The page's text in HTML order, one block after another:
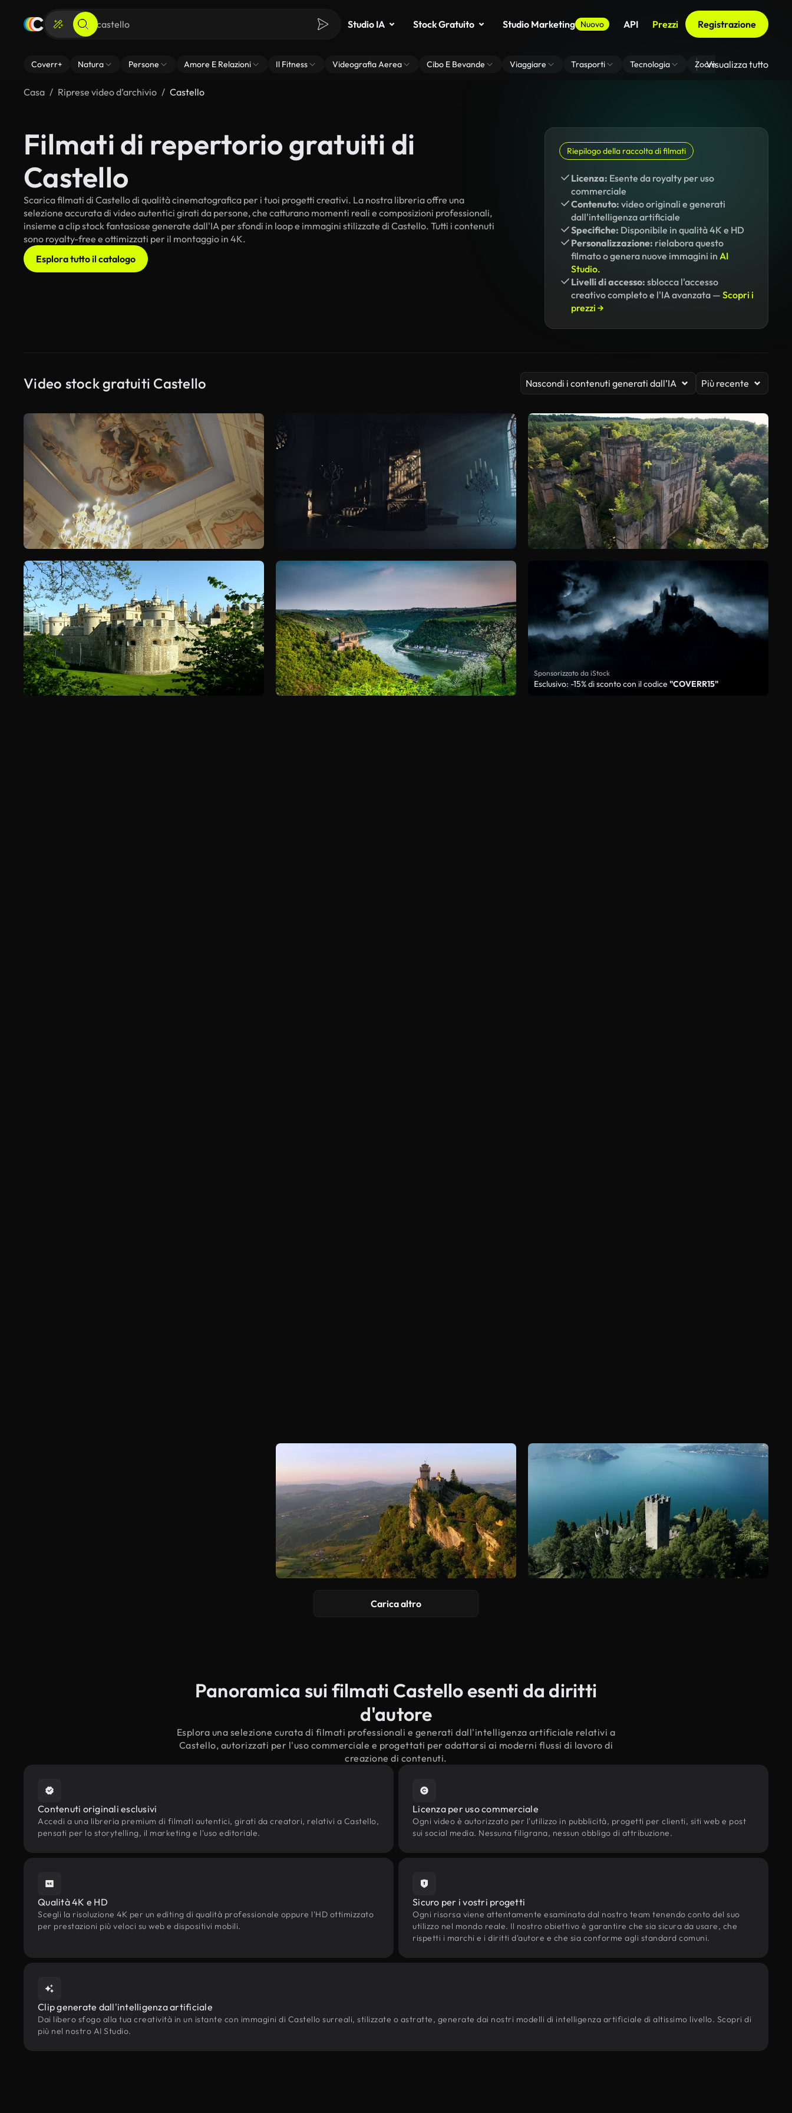
Studio IA Stock Gratuito Studio Marketing Nuovo API Prezzi Registrazione
Coverr+ Natura Persone Amore E Relazioni Il Fitness Videografia Aerea Cibo E Bevande Viaggiare Trasporti Tecnologia Zoom Di Sfondo Virtuale
Visualizza tutto
Casa Riprese video d’archivio Castello
Filmati di repertorio gratuiti di
Castello
Scarica filmati di Castello di qualità cinematografica per i tuoi progetti creativi. La nostra libreria offre una
selezione accurata di video autentici girati da persone, che catturano momenti reali e composizioni professionali,
insieme a clip stock fantasiose generate dall'IA per sfondi in loop e immagini stilizzate di Castello. Tutti i contenuti
sono royalty-free e ottimizzati per il montaggio in 4K.
Esplora tutto il catalogo
Riepilogo della raccolta di filmati
Licenza: Esente da royalty per uso
commerciale
Contenuto: video originali e generati
dall'intelligenza artificiale
Specifiche: Disponibile in qualità 4K e HD
Personalizzazione: rielabora questo
filmato o genera nuove immagini in AI
Studio.
Livelli di accesso: sblocca l'accesso
creativo completo e l'IA avanzata — Scopri i
prezzi →
Video stock gratuiti Castello Nascondi i contenuti generati dall’IA Più recente
Sponsorizzato da iStock
Esclusivo: -15% di sconto con il codice "COVERR15"
Carica altro
Panoramica sui filmati Castello esenti da diritti
d'autore
Esplora una selezione curata di filmati professionali e generati dall'intelligenza artificiale relativi a
Castello, autorizzati per l'uso commerciale e progettati per adattarsi ai moderni flussi di lavoro di
creazione di contenuti.
Contenuti originali esclusivi
Accedi a una libreria premium di filmati autentici, girati da creatori, relativi a Castello,
pensati per lo storytelling, il marketing e l'uso editoriale.
Licenza per uso commerciale
Ogni video è autorizzato per l'utilizzo in pubblicità, progetti per clienti, siti web e post
sui social media. Nessuna filigrana, nessun obbligo di attribuzione.
Qualità 4K e HD
Scegli la risoluzione 4K per un editing di qualità professionale oppure l'HD ottimizzato
per prestazioni più veloci su web e dispositivi mobili.
Sicuro per i vostri progetti
Ogni risorsa viene attentamente esaminata dal nostro team tenendo conto del suo
utilizzo nel mondo reale. Il nostro obiettivo è garantire che sia sicura da usare, che
rispetti i marchi e i diritti d'autore e che sia conforme agli standard comuni.
Clip generate dall'intelligenza artificiale
Dai libero sfogo alla tua creatività in un istante con immagini di Castello surreali, stilizzate o astratte, generate dai nostri modelli di intelligenza artificiale di altissimo livello. Scopri di
più nel nostro AI Studio.